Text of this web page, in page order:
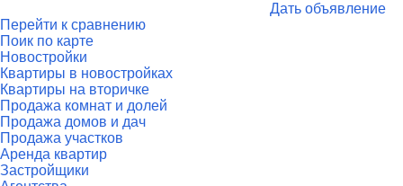
Дать объявление
Перейти к сравнению
Поик по карте
Новостройки
Квартиры в новостройках
Квартиры на вторичке
Продажа комнат и долей
Продажа домов и дач
Продажа участков
Аренда квартир
Застройщики